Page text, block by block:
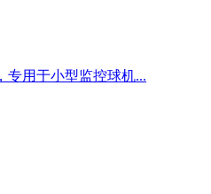
专用于小型监控球机...